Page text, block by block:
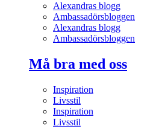
Alexandras blogg
Ambassadörsbloggen
Alexandras blogg
Ambassadörsbloggen
Må bra med oss
Inspiration
Livsstil
Inspiration
Livsstil